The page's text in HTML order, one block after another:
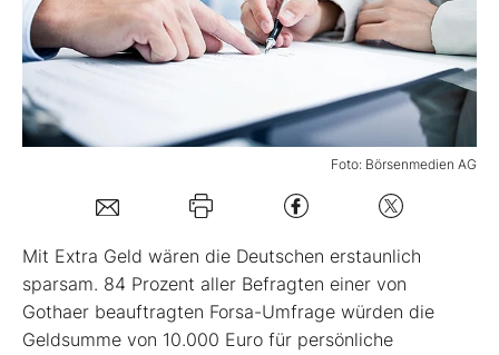
Experten
Kontakt
Foto: Börsenmedien AG
Mit Extra Geld wären die Deutschen erstaunlich
sparsam. 84 Prozent aller Befragten einer von
Gothaer beauftragten Forsa-Umfrage würden die
Geldsumme von 10.000 Euro für persönliche